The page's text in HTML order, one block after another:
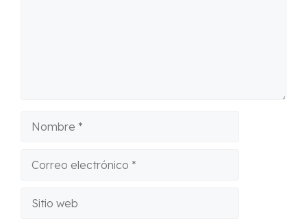
electrónico
web